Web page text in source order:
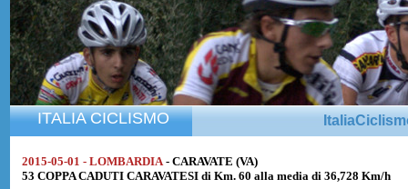
ITALIA CICLISMO
2015-05-01 - LOMBARDIA - CARAVATE (VA)
53 COPPA CADUTI CARAVATESI di Km. 60 alla media di 36,728 Km/h